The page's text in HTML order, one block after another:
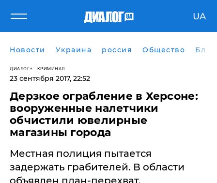
UA
Новости Украина россия Общество
ДИАЛОГ КРИМИНАЛ
23 сентября 2017, 22:52
Дерзкое ограбление в Херсоне:
вооруженные налетчики
обчистили ювелирные
магазины города
Местная полиция пытается
задержать грабителей. В области
объявлен план-перехват.